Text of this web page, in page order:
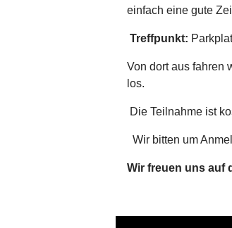
einfach eine gute
Treffpunkt:
Von dort aus fahren
los.
Die Teilnahme ist
Wir bitten um
Wir freuen uns auf